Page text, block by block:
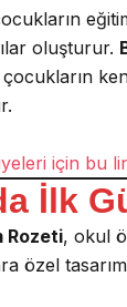
oluşturur.
çocukların
için bu
İlk
Rozeti, okul
özel